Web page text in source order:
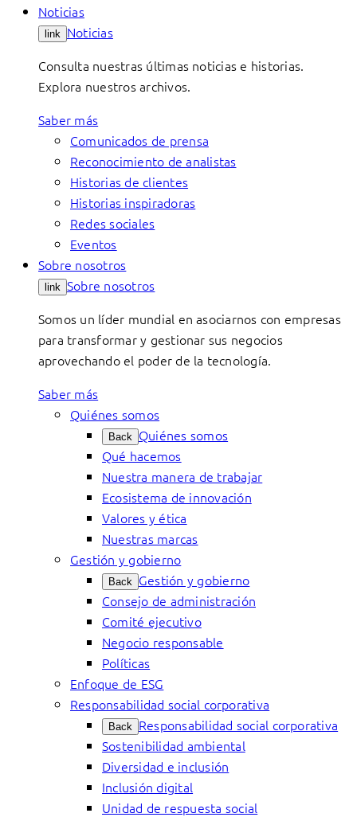
Noticias
link Noticias
Consulta nuestras últimas noticias e historias.
Explora nuestros archivos.
Saber más
Comunicados de prensa
Reconocimiento de analistas
Historias de clientes
Historias inspiradoras
Redes sociales
Eventos
Sobre nosotros
link Sobre nosotros
Somos un líder mundial en asociarnos con empresas
para transformar y gestionar sus negocios
aprovechando el poder de la tecnología.
Saber más
Quiénes somos
Back Quiénes somos
Qué hacemos
Nuestra manera de trabajar
Ecosistema de innovación
Valores y ética
Nuestras marcas
Gestión y gobierno
Back Gestión y gobierno
Consejo de administración
Comité ejecutivo
Negocio responsable
Políticas
Enfoque de ESG
Responsabilidad social corporativa
Back Responsabilidad social corporativa
Sostenibilidad ambiental
Diversidad e inclusión
Inclusión digital
Unidad de respuesta social